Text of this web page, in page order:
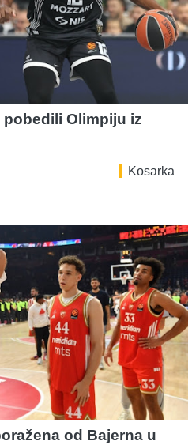
Olimpiju iz
Kosarka
od Bajerna u